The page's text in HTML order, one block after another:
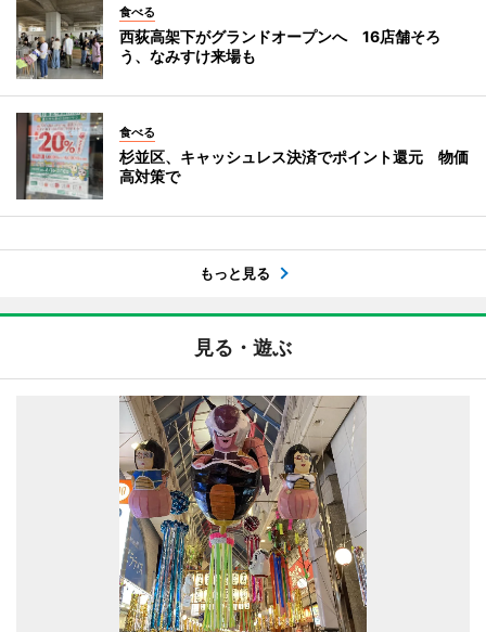
食べる
西荻高架下がグランドオープンへ 16店舗そろ
う、なみすけ来場も
食べる
杉並区、キャッシュレス決済でポイント還元 物価
高対策で
もっと見る
見る・遊ぶ